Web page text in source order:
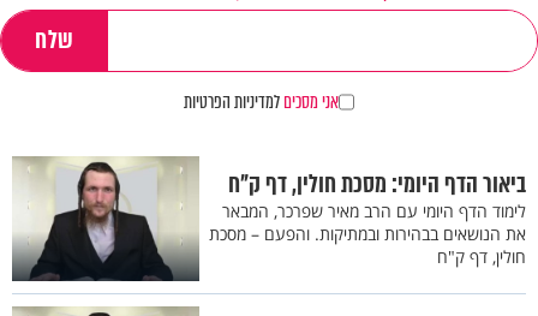
אני מסכיםלמדיניות הפרטיות
ביאור הדף היומי: מסכת חולין, דף ק"ח
לימוד הדף היומי עם הרב מאיר שפרכר, המבאר
את הנושאים בבהירות ובמתיקות. והפעם – מסכת
חולין, דף ק"ח